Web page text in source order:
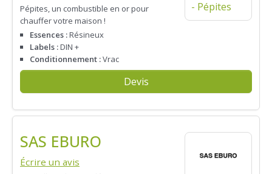
Pépites, un combustible en or pour
chauffer votre maison !
Essences :Résineux
Labels :DIN +
Conditionnement :Vrac
Devis
SAS EBURO
Écrire un avis